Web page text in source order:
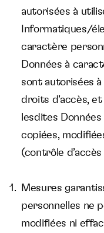
autorisées à
Informatiques/
caractère
Données à
sont autorisées
droits d’accès,
lesdites
copiées,
(contrôle
Mesures
personnelles ne
modifiées ni